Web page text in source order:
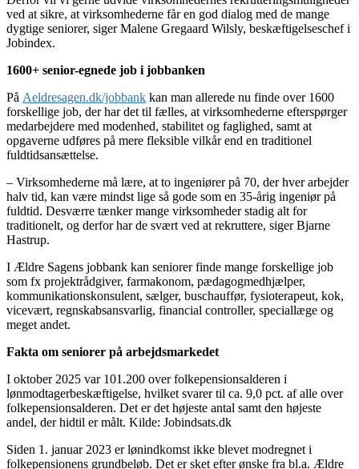
ved at sikre, at virksomhederne får en god dialog med de mange
dygtige seniorer, siger Malene Gregaard Wilsly, beskæftigelseschef i
Jobindex.
1600+ senior-egnede job i jobbanken
På Aeldresagen.dk/jobbank kan man allerede nu finde over 1600
forskellige job, der har det til fælles, at virksomhederne efterspørger
medarbejdere med modenhed, stabilitet og faglighed, samt at
opgaverne udføres på mere fleksible vilkår end en traditionel
fuldtidsansættelse.
– Virksomhederne må lære, at to ingeniører på 70, der hver arbejder
halv tid, kan være mindst lige så gode som en 35-årig ingeniør på
fuldtid. Desværre tænker mange virksomheder stadig alt for
traditionelt, og derfor har de svært ved at rekruttere, siger Bjarne
Hastrup.
I Ældre Sagens jobbank kan seniorer finde mange forskellige job
som fx projektrådgiver, farmakonom, pædagogmedhjælper,
kommunikationskonsulent, sælger, buschauffør, fysioterapeut, kok,
vicevært, regnskabsansvarlig, financial controller, speciallæge og
meget andet.
Fakta om seniorer på arbejdsmarkedet
I oktober 2025 var 101.200 over folkepensionsalderen i
lønmodtagerbeskæftigelse, hvilket svarer til ca. 9,0 pct. af alle over
folkepensionsalderen. Det er det højeste antal samt den højeste
andel, der hidtil er målt. Kilde: Jobindsats.dk
Siden 1. januar 2023 er lønindkomst ikke blevet modregnet i
folkepensionens grundbeløb. Det er sket efter ønske fra bl.a. Ældre